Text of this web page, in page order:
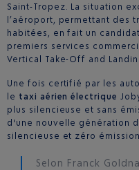
Saint-Tropez. La situation
l’aéroport, permettant des
habitées, en fait un
premiers services
Vertical Take-Off and
Une fois certifié par les
le taxi aérien électrique
plus silencieuse et sans
d'une nouvelle génération
silencieuse et zéro
Selon Franck